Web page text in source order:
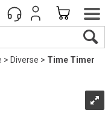
>Diverse>Time Timer